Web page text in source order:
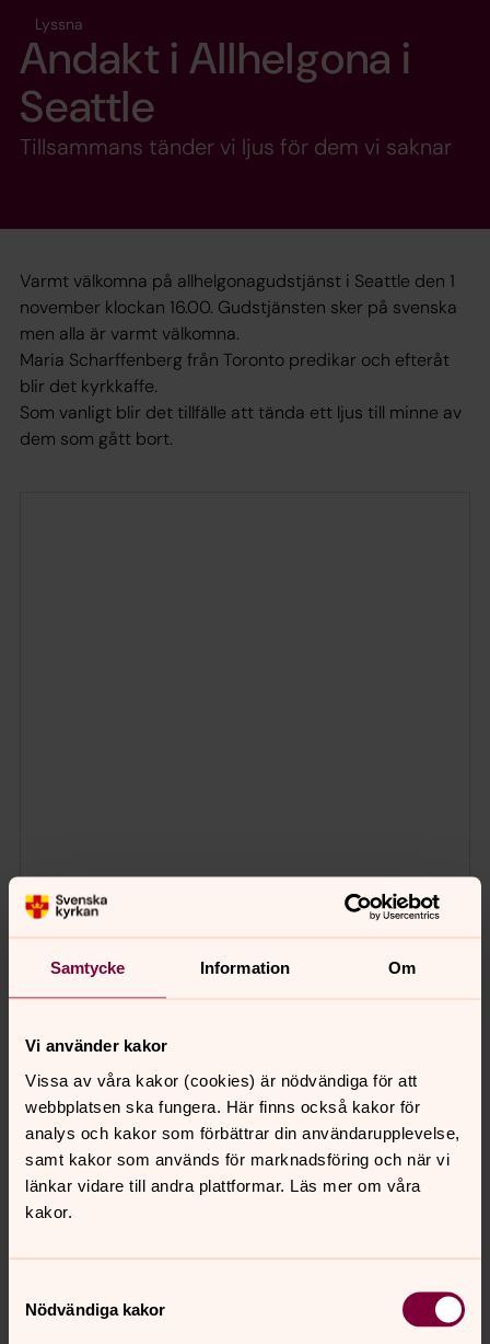
Samtycke Information Om
Vi använder kakor
Vissa av våra kakor (cookies) är nödvändiga för att
webbplatsen ska fungera. Här finns också kakor för
analys och kakor som förbättrar din användarupplevelse,
samt kakor som används för marknadsföring och när vi
länkar vidare till andra plattformar. Läs mer om våra
kakor.
Nödvändiga kakor
Lyssna
Andakt i Allhelgona i
Seattle
Tillsammans tänder vi ljus för dem vi saknar
Varmt välkomna på allhelgonagudstjänst i Seattle den 1
november klockan 16.00. Gudstjänsten sker på svenska
men alla är varmt välkomna.
Maria Scharffenberg från Toronto predikar och efteråt
blir det kyrkkaffe.
Som vanligt blir det tillfälle att tända ett ljus till minne av
dem som gått bort.